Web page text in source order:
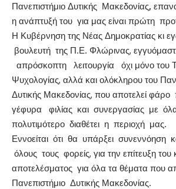
Πανεπιστήμιο Δυτικής Μακεδονίας,
η ανάπτυξή του για μας είναι πρώτη
Η Κυβέρνηση της Νέας Δημοκρατίας
βουλευτή της Π.Ε. Φλώρινας,
απρόσκοπτη λειτουργία όχι μόνο του
Ψυχολογίας, αλλά και ολόκληρου του
Δυτικής Μακεδονίας, που αποτελεί φάρο
γέφυρα φιλίας και συνεργασίας με
πολυτιμότερο διαθέτει η περιοχή μας.
Εννοείται ότι θα υπάρξει συνεννόηση
όλους τους φορείς, για την επίτευξη
αποτελέσματος για όλα τα θέματα που
Πανεπιστήμιο Δυτικής Μακεδονίας.